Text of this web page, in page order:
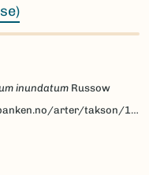
inundatum Russow
arter/takson/188855/beskrivelse